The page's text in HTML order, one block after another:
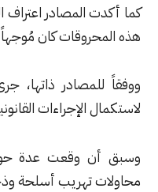
المصادر اعتراف
كان مُوجهاً إلى
ذاتها، جرى تحويل
الإجراءات القانونية
وقعت عدة حوادث
تهريب أسلحة وذخيرة